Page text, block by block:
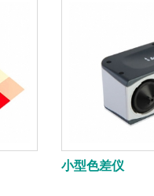
小型色差仪